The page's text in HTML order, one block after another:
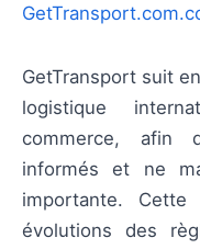
GetTransport suit
logistique
commerce, afin
informés et ne
importante. Cette
évolutions des